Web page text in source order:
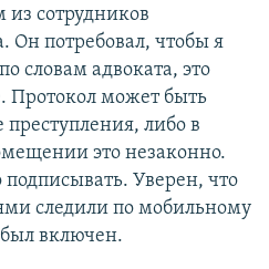
из сотрудников
Он потребовал, чтобы я
словам адвоката, это
Протокол может быть
преступления, либо в
это незаконно.
подписывать. Уверен, что
следили по мобильному
был включен.